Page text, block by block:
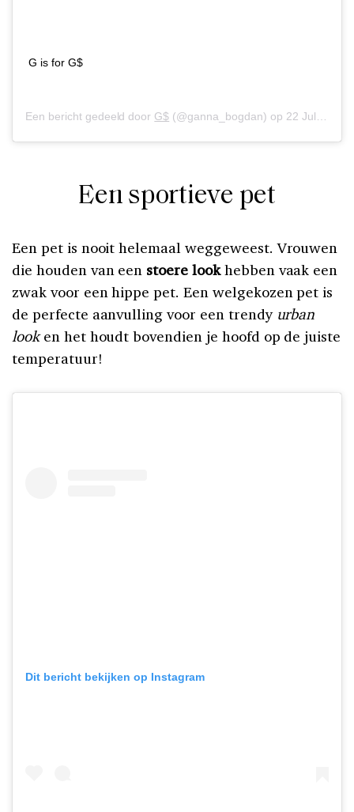
G is for G$
Een bericht gedeeld door G$ (@ganna_bogdan) op 22 Jul 2019 om 11:07 (PDT)
Een sportieve pet
Een pet is nooit helemaal weggeweest. Vrouwen
die houden van een stoere lookhebben vaak een
zwak voor een hippe pet. Een welgekozen pet is
de perfecte aanvulling voor een trendy urban
looken het houdt bovendien je hoofd op de juiste
temperatuur!
Dit bericht bekijken op Instagram